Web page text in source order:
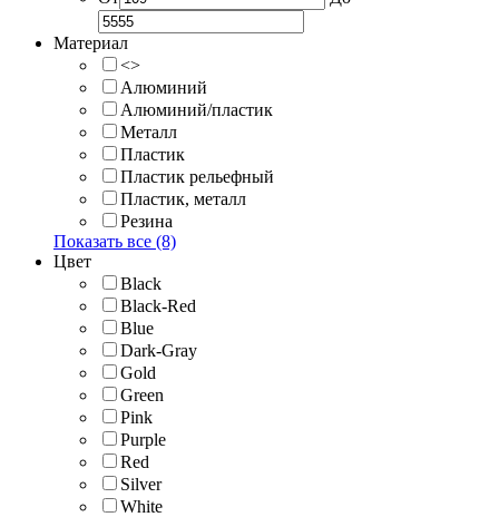
Материал
<>
Алюминий
Алюминий/пластик
Металл
Пластик
Пластик рельефный
Пластик, металл
Резина
Показать все (8)
Цвет
Black
Black-Red
Blue
Dark-Gray
Gold
Green
Pink
Purple
Red
Silver
White